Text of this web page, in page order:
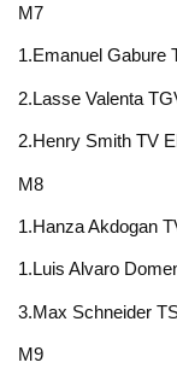
M7
1.Emanuel
2.Lasse
2.Henry
M8
1.Hanza
1.Luis Alvaro
3.Max
M9